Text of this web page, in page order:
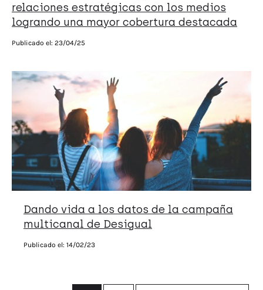
relaciones estratégicas con los medios
logrando una mayor cobertura destacada
Publicado el: 23/04/25
Dando vida a los datos de la campaña
multicanal de Desigual
Publicado el: 14/02/23